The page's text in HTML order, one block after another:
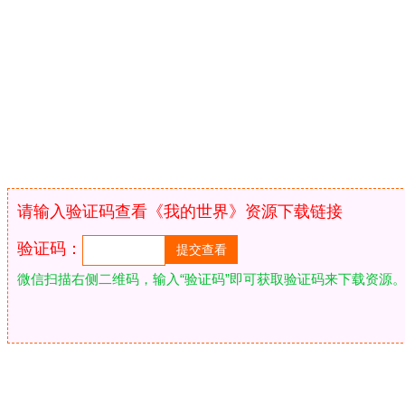
请输入验证码查看《我的世界》资源下载链接
验证码：
微信扫描右侧二维码，输入“验证码”即可获取验证码来下载资源。